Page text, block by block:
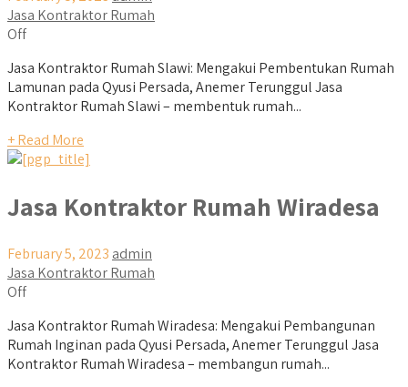
Jasa Kontraktor Rumah
Off
Jasa Kontraktor Rumah Slawi: Mengakui Pembentukan Rumah
Lamunan pada Qyusi Persada, Anemer Terunggul Jasa
Kontraktor Rumah Slawi – membentuk rumah...
+ Read More
Jasa Kontraktor Rumah Wiradesa
February 5, 2023 admin
Jasa Kontraktor Rumah
Off
Jasa Kontraktor Rumah Wiradesa: Mengakui Pembangunan
Rumah Inginan pada Qyusi Persada, Anemer Terunggul Jasa
Kontraktor Rumah Wiradesa – membangun rumah...